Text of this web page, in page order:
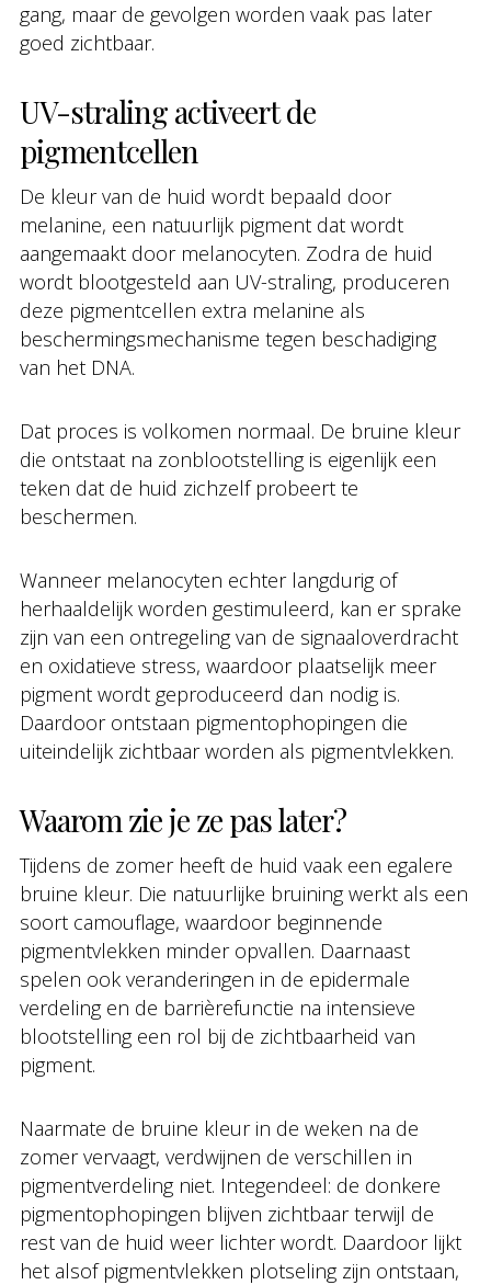
gang, maar de gevolgen worden vaak pas later
goed zichtbaar.
UV-straling activeert de
pigmentcellen
De kleur van de huid wordt bepaald door
melanine, een natuurlijk pigment dat wordt
aangemaakt door melanocyten. Zodra de huid
wordt blootgesteld aan UV-straling, produceren
deze pigmentcellen extra melanine als
beschermingsmechanisme tegen beschadiging
van het DNA.
Dat proces is volkomen normaal. De bruine kleur
die ontstaat na zonblootstelling is eigenlijk een
teken dat de huid zichzelf probeert te
beschermen.
Wanneer melanocyten echter langdurig of
herhaaldelijk worden gestimuleerd, kan er sprake
zijn van een ontregeling van de signaaloverdracht
en oxidatieve stress, waardoor plaatselijk meer
pigment wordt geproduceerd dan nodig is.
Daardoor ontstaan pigmentophopingen die
uiteindelijk zichtbaar worden als pigmentvlekken.
Waarom zie je ze pas later?
Tijdens de zomer heeft de huid vaak een egalere
bruine kleur. Die natuurlijke bruining werkt als een
soort camouflage, waardoor beginnende
pigmentvlekken minder opvallen. Daarnaast
spelen ook veranderingen in de epidermale
verdeling en de barrièrefunctie na intensieve
blootstelling een rol bij de zichtbaarheid van
pigment.
Naarmate de bruine kleur in de weken na de
zomer vervaagt, verdwijnen de verschillen in
pigmentverdeling niet. Integendeel: de donkere
pigmentophopingen blijven zichtbaar terwijl de
rest van de huid weer lichter wordt. Daardoor lijkt
het alsof pigmentvlekken plotseling zijn ontstaan,